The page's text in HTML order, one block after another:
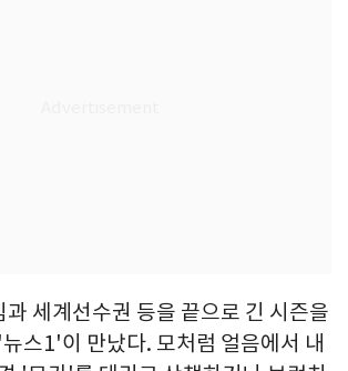
세계선수권 등을 끝으로 긴 시즌을
스1'이 만났다. 모처럼 얼음에서 내